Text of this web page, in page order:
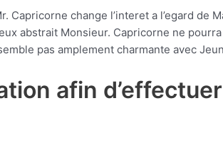
Capricorne change l’interet a l’egard de
abstrait Monsieur. Capricorne ne
pas amplement charmante avec
afin